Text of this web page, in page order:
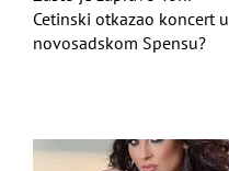
Cetinski otkazao koncert u
novosadskom Spensu?